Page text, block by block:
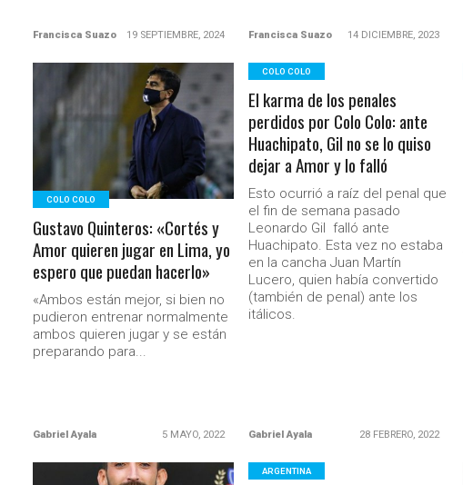
Francisca Suazo 19 SEPTIEMBRE, 2024 Francisca Suazo 14 DICIEMBRE, 2023
LEER MÁS
COLO COLO
Gustavo Quinteros: «Cortés y
Amor quieren jugar en Lima, yo
espero que puedan hacerlo»
«Ambos están mejor, si bien no
pudieron entrenar normalmente
ambos quieren jugar y se están
preparando para...
Gabriel Ayala 5 MAYO, 2022
COLO COLO
El karma de los penales
perdidos por Colo Colo: ante
Huachipato, Gil no se lo quiso
dejar a Amor y lo falló
Esto ocurrió a raíz del penal que
el fin de semana pasado
Leonardo Gil falló ante
Huachipato. Esta vez no estaba
en la cancha Juan Martín
Lucero, quien había convertido
(también de penal) ante los
itálicos.
Gabriel Ayala 28 FEBRERO, 2022
ARGENTINA